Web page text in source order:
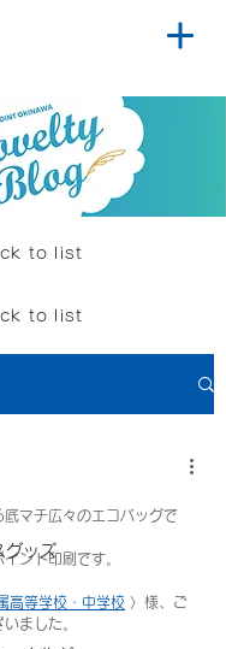
to list
to list
グッズ
マチ広々のエコバッグで
ント印刷です。
高等学校・中学校 〉様、ご
ました。